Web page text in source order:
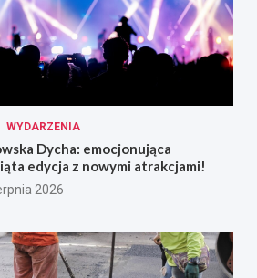
WYDARZENIA
Dycha: emocjonująca
edycja z nowymi atrakcjami!
2026